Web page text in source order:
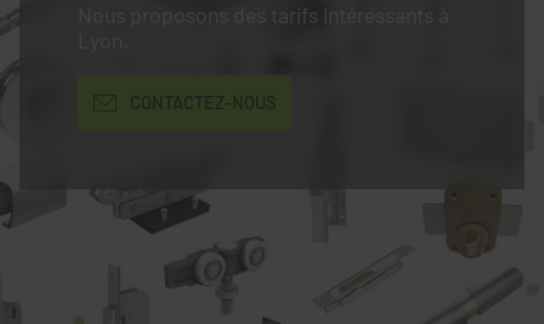
Nous proposons des tarifs intéressants à
CONTACTEZ-NOUS